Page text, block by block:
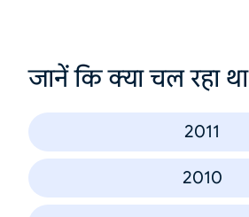
जानें कि क्या चल रहा था
2011
2010